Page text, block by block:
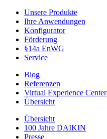
Unsere Produkte
Ihre Anwendungen
Konfigurator
Förderung
§14a EnWG
Service
Blog
Referenzen
Virtual Experience Center
Übersicht
Übersicht
100 Jahre DAIKIN
Presse